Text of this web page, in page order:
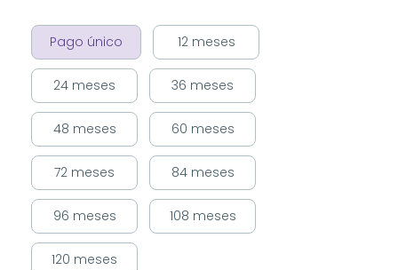
Pago único 12 meses
24 meses 36 meses
48 meses 60 meses
72 meses 84 meses
96 meses 108 meses
120 meses